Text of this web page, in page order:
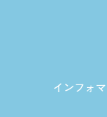
インフォ